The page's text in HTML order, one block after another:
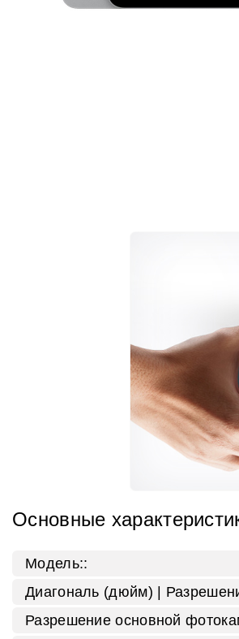
Основные
Модель::
Диагональ (дюйм) |
Разрешение основной